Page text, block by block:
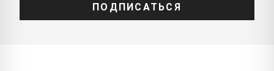
ПОДПИСАТЬСЯ